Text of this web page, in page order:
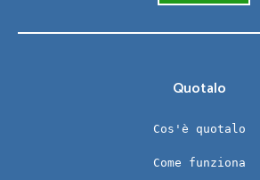
Quotalo
Cos'è quotalo
Come funziona